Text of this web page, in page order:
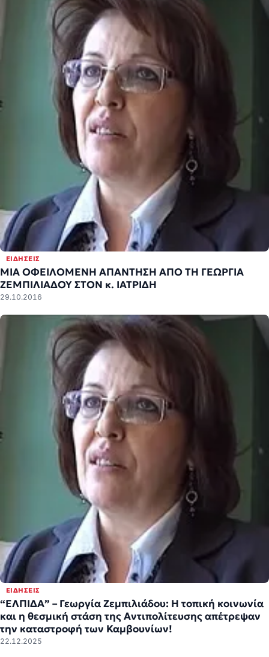
ΕΙΔΉΣΕΙΣ
ΜΙΑ ΟΦΕΙΛΟΜΕΝΗ ΑΠΑΝΤΗΣΗ ΑΠΟ ΤΗ ΓΕΩΡΓΙΑ
ΖΕΜΠΙΛΙΑΔΟΥ ΣΤΟΝ κ. ΙΑΤΡΙΔΗ
29.10.2016
ΕΙΔΉΣΕΙΣ
“ΕΛΠΙΔΑ” – Γεωργία Ζεμπιλιάδου: Η τοπική κοινωνία
και η θεσμική στάση της Αντιπολίτευσης απέτρεψαν
την καταστροφή των Καμβουνίων!
22.12.2025